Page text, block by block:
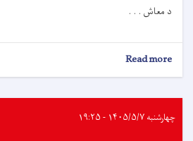
د معاش . . .
Read more
د
خبرتيا!
چهارشنبه ۱۴۰۵/۵/۷ - ۱۹:۲۵